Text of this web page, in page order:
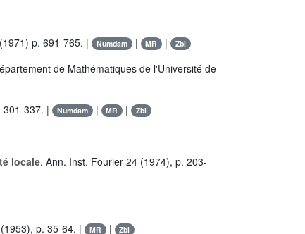
p. 691-765. | Numdam | MR | Zbl
de Mathématiques de l'Université de
301-337. | Numdam | MR | Zbl
locale. Ann. Inst. Fourier 24 (1974), p. 203-
p. 35-64. | MR | Zbl